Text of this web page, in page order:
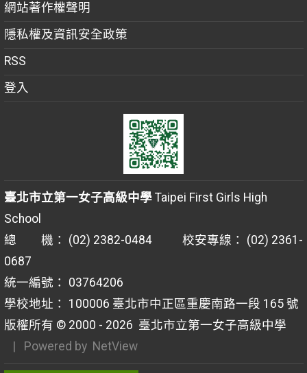
網站著作權聲明
隱私權及資訊安全政策
RSS
登入
臺北市立第一女子高級中學Taipei First Girls High
School
總 機： (02) 2382-0484 校安專線： (02) 2361-
0687
統一編號： 03764206
學校地址： 100006 臺北市中正區重慶南路一段 165 號
版權所有 © 2000 - 2026 臺北市立第一女子高級中學
| Powered by NetView